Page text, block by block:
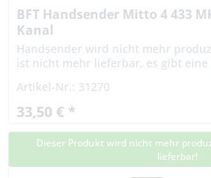
BFT Handsender Mitto 4 433
Kanal
Handsender wird nicht mehr
ist nicht mehr lieferbar, es gibt eine
Artikel-Nr.: 31270
33,50 € *
Dieser Produkt wird nicht mehr
lieferbar!